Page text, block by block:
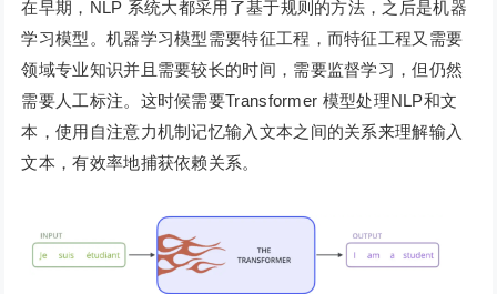
在早期，NLP 系统大都采用了基于规则的方法，之后是机器
学习模型。机器学习模型需要特征工程，而特征工程又需要
领域专业知识并且需要较长的时间，需要监督学习，但仍然
需要人工标注。这时候需要Transformer 模型处理NLP和文
本，使用自注意力机制记忆输入文本之间的关系来理解输入
文本，有效率地捕获依赖关系。